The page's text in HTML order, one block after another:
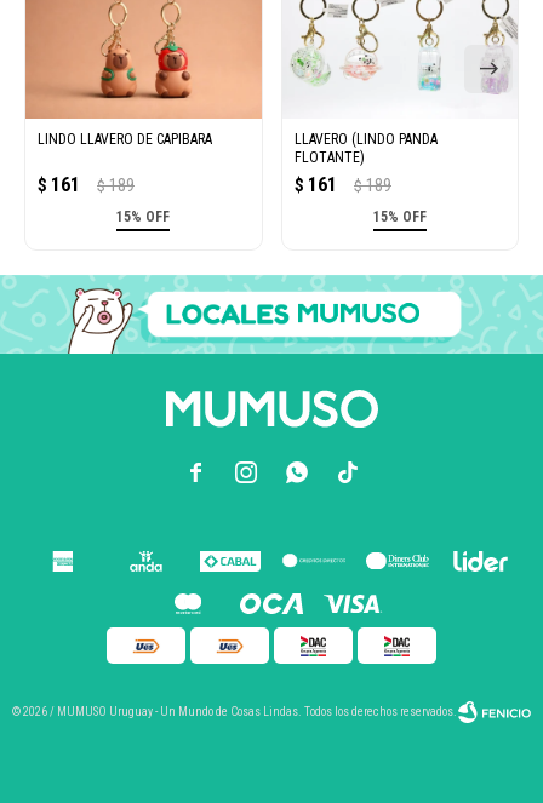
LINDO LLAVERO DE CAPIBARA
$ 161 $ 189
15% OFF
LLAVERO (LINDO PANDA
FLOTANTE)
$ 161 $ 189
15% OFF
  
© 2026 / MUMUSO Uruguay - Un Mundo de Cosas Lindas. Todos los derechos reservados.